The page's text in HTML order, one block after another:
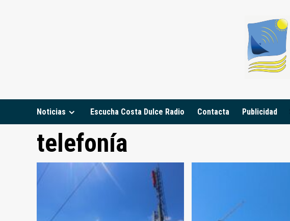
Noticias Escucha Costa Dulce Radio Contacta Publicidad
telefonía